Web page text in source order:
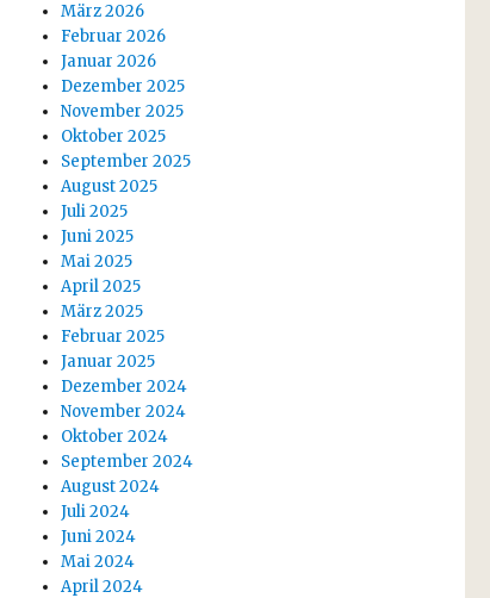
März 2026
Februar 2026
Januar 2026
Dezember 2025
November 2025
Oktober 2025
September 2025
August 2025
Juli 2025
Juni 2025
Mai 2025
April 2025
März 2025
Februar 2025
Januar 2025
Dezember 2024
November 2024
Oktober 2024
September 2024
August 2024
Juli 2024
Juni 2024
Mai 2024
April 2024